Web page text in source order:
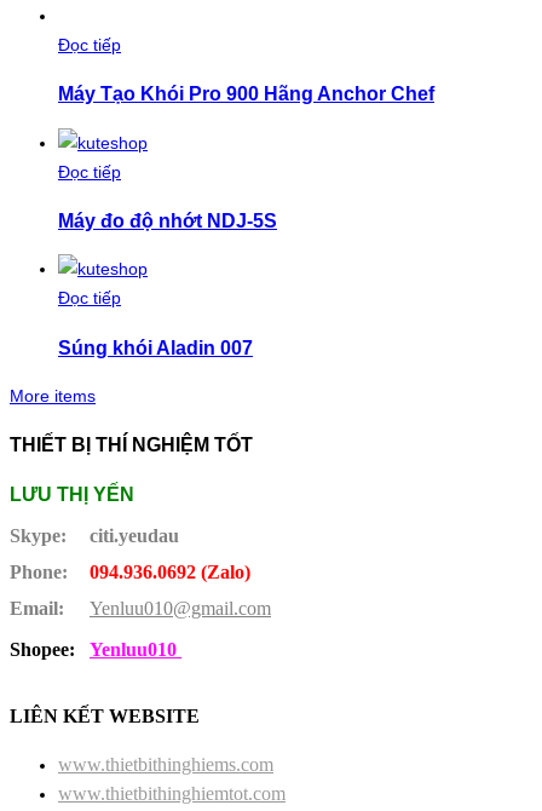
Đọc tiếp
Máy Tạo Khói Pro 900 Hãng Anchor Chef
Đọc tiếp
Máy đo độ nhớt NDJ-5S
Đọc tiếp
Súng khói Aladin 007
More items
THIẾT BỊ THÍ NGHIỆM TỐT
LƯU THỊ YẾN
Skype:
citi.yeudau
Phone:
094.936.0692 (Zalo)
Email:
Yenluu010@gmail.com
Shopee:
Yenluu010
LIÊN KẾT WEBSITE
www.thietbithinghiems.com
www.thietbithinghiemtot.com